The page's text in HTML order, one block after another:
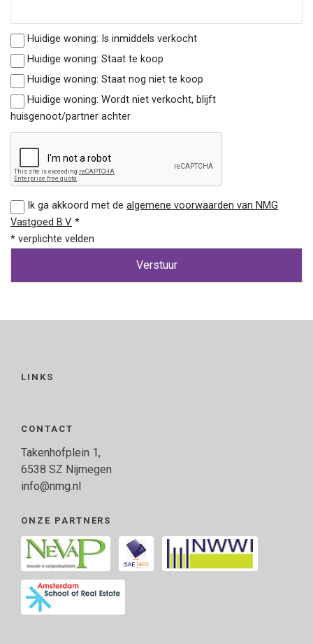
Huidige woning: Is inmiddels verkocht
Huidige woning: Staat te koop
Huidige woning: Staat nog niet te koop
Huidige woning: Wordt niet verkocht, blijft
huisgenoot/partner achter
Ik ga akkoord met dealgemene voorwaarden van NMG
Vastgoed B.V. *
* verplichte velden
LINKS
CONTACT
Takenhofplein 1,
6538 SZ Nijmegen
info@nmg.nl
ONZE PARTNERS